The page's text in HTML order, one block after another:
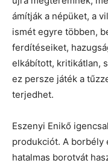
ámítják a népüket, a
ismét egyre többen,
ferdítéseiket,
elkábított, kritikátlan,
ez persze játék a
terjedhet.
Eszenyi Enikő
produkciót. A borbély
hatalmas borotvát